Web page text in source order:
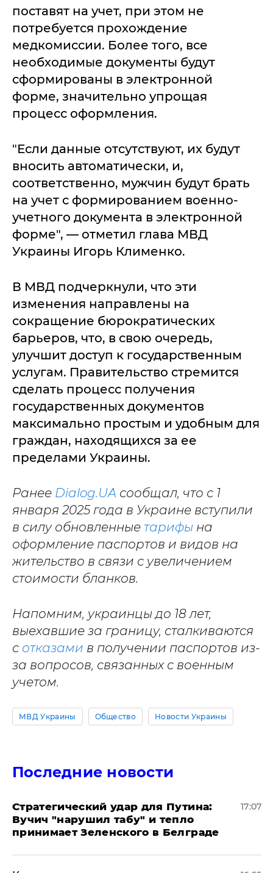
поставят на учет, при этом не
потребуется прохождение
медкомиссии. Более того, все
необходимые документы будут
сформированы в электронной
форме, значительно упрощая
процесс оформления.
"Если данные отсутствуют, их будут
вносить автоматически, и,
соответственно, мужчин будут брать
на учет с формированием военно-
учетного документа в электронной
форме", — отметил глава МВД
Украины Игорь Клименко.
В МВД подчеркнули, что эти
изменения направлены на
сокращение бюрократических
барьеров, что, в свою очередь,
улучшит доступ к государственным
услугам. Правительство стремится
сделать процесс получения
государственных документов
максимально простым и удобным для
граждан, находящихся за ее
пределами Украины.
Ранее Dialog.UA сообщал, что с 1
января 2025 года в Украине вступили
в силу обновленные тарифы на
оформление паспортов и видов на
жительство в связи с увеличением
стоимости бланков.
Напомним, украинцы до 18 лет,
выехавшие за границу, сталкиваются
с отказами в получении паспортов из-
за вопросов, связанных с военным
учетом.
МВД Украины Общество Новости Украины
Последние новости
Стратегический удар для Путина:
Вучич "нарушил табу" и тепло
принимает Зеленского в Белграде
17:07